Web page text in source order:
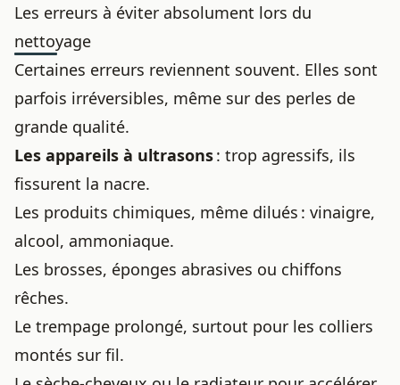
Les erreurs à éviter absolument lors du
nettoyage
Certaines erreurs reviennent souvent. Elles sont
parfois irréversibles, même sur des perles de
grande qualité.
Les appareils à ultrasons: trop agressifs, ils
fissurent la nacre.
Les produits chimiques, même dilués : vinaigre,
alcool, ammoniaque.
Les brosses, éponges abrasives ou chiffons
rêches.
Le trempage prolongé, surtout pour les colliers
montés sur fil.